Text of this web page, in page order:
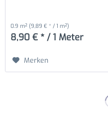
0.9 m² (9,89 € * / 1 m²)
8,90 € * / 1 Meter
Merken